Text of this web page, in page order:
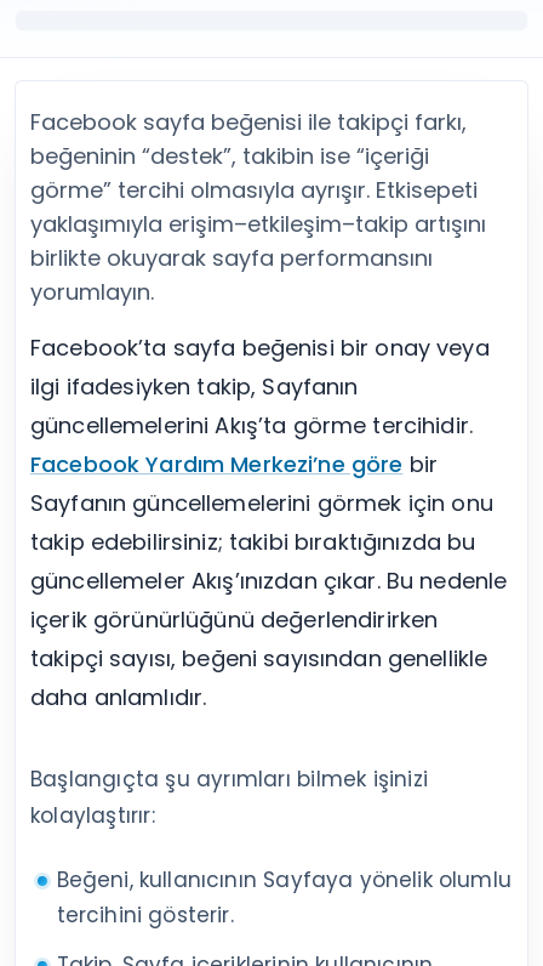
Twitter (X) Retweet Satın Al
Twitter (X) Video İzlenme Satın Al
Tümünü Gör
YouTube
YouTube Abone Satın Al
YouTube Beğeni Satın Al
YouTube İzlenme Satın Al
YouTube Yorum Satın Al
Tümünü Gör
Facebook Beğeni Satın Al
Facebook Takipçi Satın Al
Facebook Yorum Satın Al
Facebook Video İzlenme Satın Al
Tümünü Gör
Tümünü Gör
Diğer ücretsiz araçlar
Facebook Araçları
LinkedIn Araçları
Spotify Araçları
Telegram Araçları
Twitch Araçları
SoundCloud Araçları
Snapchat Araçları
Facebook sayfa beğenisi ile takipçi farkı,
beğeninin “destek”, takibin ise “içeriği
görme” tercihi olmasıyla ayrışır. Etkisepeti
yaklaşımıyla erişim–etkileşim–takip artışını
birlikte okuyarak sayfa performansını
yorumlayın.
Facebook’ta sayfa beğenisi bir onay veya
ilgi ifadesiyken takip, Sayfanın
güncellemelerini Akış’ta görme tercihidir.
Facebook Yardım Merkezi’ne göre bir
Sayfanın güncellemelerini görmek için onu
takip edebilirsiniz; takibi bıraktığınızda bu
güncellemeler Akış’ınızdan çıkar. Bu nedenle
içerik görünürlüğünü değerlendirirken
takipçi sayısı, beğeni sayısından genellikle
daha anlamlıdır.
Başlangıçta şu ayrımları bilmek işinizi
kolaylaştırır:
Beğeni, kullanıcının Sayfaya yönelik olumlu
tercihini gösterir.